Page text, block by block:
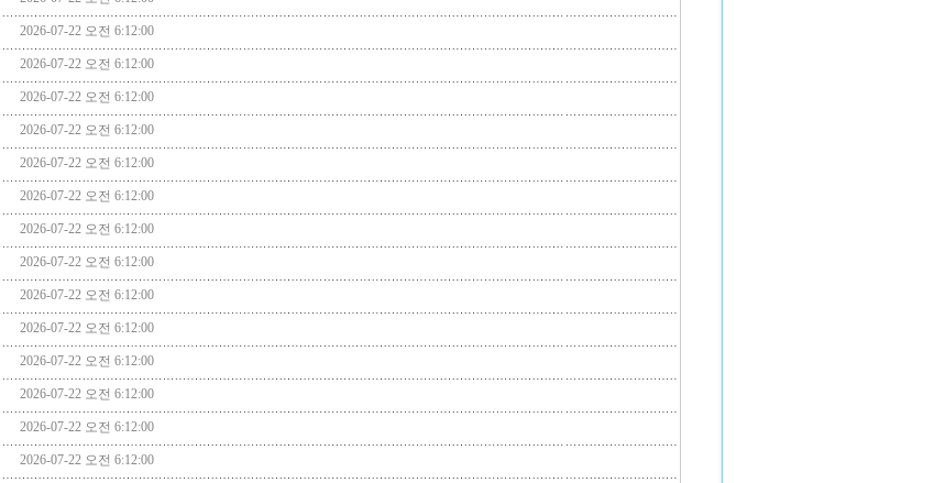
2026-07-22 오전 6:12:00
2026-07-22 오전 6:12:00
2026-07-22 오전 6:12:00
2026-07-22 오전 6:12:00
2026-07-22 오전 6:12:00
2026-07-22 오전 6:12:00
2026-07-22 오전 6:12:00
2026-07-22 오전 6:12:00
2026-07-22 오전 6:12:00
2026-07-22 오전 6:12:00
2026-07-22 오전 6:12:00
2026-07-22 오전 6:12:00
2026-07-22 오전 6:12:00
2026-07-22 오전 6:12:00